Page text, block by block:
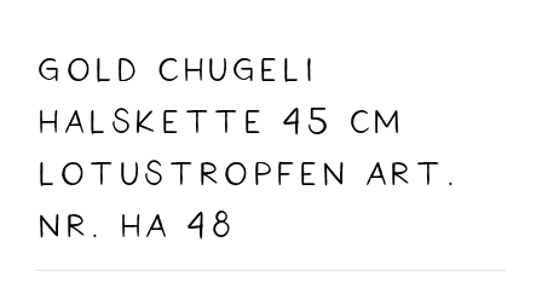
gOLD Chugeli
Halskette 45 cm
Lotustropfen Art.
nr. HA 48